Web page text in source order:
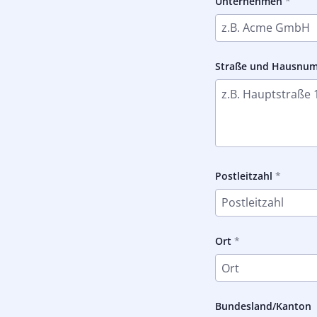
Straße und
Postleitzahl
Ort
Bundesland/Kanton